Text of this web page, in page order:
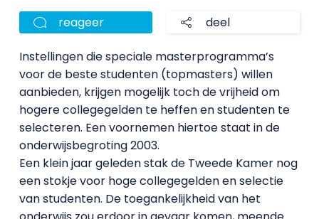
reageer deel
Instellingen die speciale masterprogramma’s
voor de beste studenten (topmasters) willen
aanbieden, krijgen mogelijk toch de vrijheid om
hogere collegegelden te heffen en studenten te
selecteren. Een voornemen hiertoe staat in de
onderwijsbegroting 2003.
Een klein jaar geleden stak de Tweede Kamer nog
een stokje voor hoge collegegelden en selectie
van studenten. De toegankelijkheid van het